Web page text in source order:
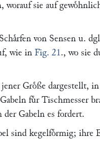
sie auf
von Sensen u.
wie in Fig. 21., wo sie
Groͤße dargestellt,
fuͤr Tischmesser
der Gabeln es fordert.
sind kegelfoͤrmig; ihre